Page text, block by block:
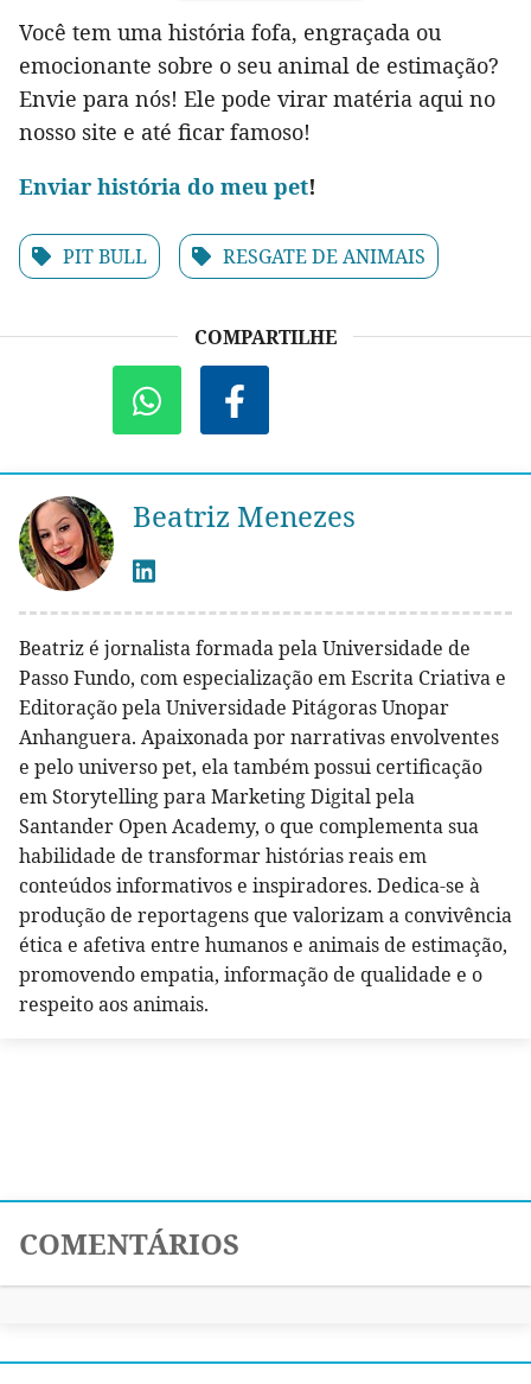
Você tem uma história fofa, engraçada ou
emocionante sobre o seu animal de estimação?
Envie para nós! Ele pode virar matéria aqui no
nosso site e até ficar famoso!
Enviar história do meu pet!
PIT BULL RESGATE DE ANIMAIS
COMPARTILHE
Beatriz Menezes
Beatriz é jornalista formada pela Universidade de
Passo Fundo, com especialização em Escrita Criativa e
Editoração pela Universidade Pitágoras Unopar
Anhanguera. Apaixonada por narrativas envolventes
e pelo universo pet, ela também possui certificação
em Storytelling para Marketing Digital pela
Santander Open Academy, o que complementa sua
habilidade de transformar histórias reais em
conteúdos informativos e inspiradores. Dedica-se à
produção de reportagens que valorizam a convivência
ética e afetiva entre humanos e animais de estimação,
promovendo empatia, informação de qualidade e o
respeito aos animais.
COMENTÁRIOS